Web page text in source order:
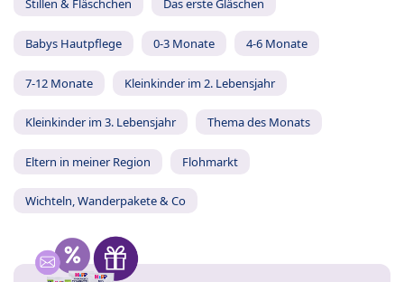
Stillen & Fläschchen Das erste Gläschen
Babys Hautpflege 0-3 Monate 4-6 Monate
7-12 Monate Kleinkinder im 2. Lebensjahr
Kleinkinder im 3. Lebensjahr Thema des Monats
Eltern in meiner Region Flohmarkt
Wichteln, Wanderpakete & Co